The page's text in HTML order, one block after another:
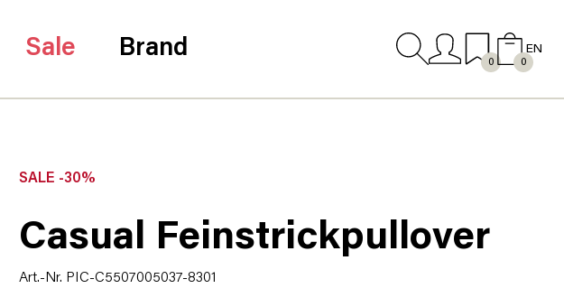
Sale Brand
0 0
EN
SALE -30%
Casual Feinstrickpullover
Art.-Nr. PIC-C5507005037-8301